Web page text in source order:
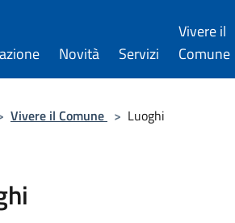
Novità Servizi
Vivere il
Comune
Vivere il Comune > Luoghi